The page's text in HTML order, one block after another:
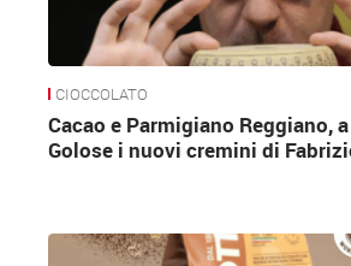
CIOCCOLATO
Cacao e Parmigiano Reggiano,
Golose i nuovi cremini di